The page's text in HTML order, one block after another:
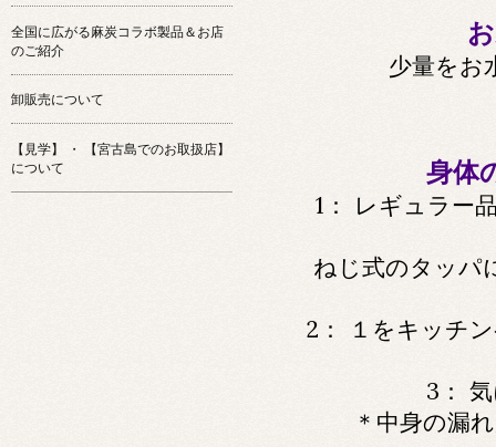
少量をお
身体
1： レギュラー
ねじ式のタッパ
2： １をキッチ
3：
＊中身の漏
全国に広がる麻炭コラボ製品＆お店
のご紹介
卸販売について
【見学】 ・ 【宮古島でのお取扱店】
について